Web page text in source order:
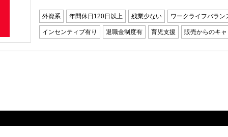
外資系 年間休日120日以上 残業少ない ワークライフバラン
インセンティブ有り 退職金制度有 育児支援 販売からのキ